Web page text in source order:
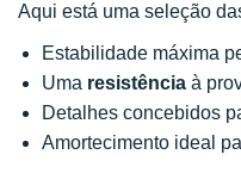
Aqui está uma seleção
Estabilidade máxima
Uma resistência à
Detalhes concebidos
Amortecimento ideal